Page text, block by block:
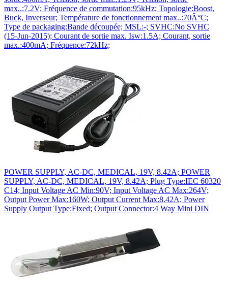
max..:7.2V; Fréquence de commutation:95kHz; Topologie:Boost,
Buck, Inverseur; Température de fonctionnement max..:70Â°C;
Type de packaging:Bande découpée; MSL:-; SVHC:No SVHC
(15-Jun-2015); Courant de sortie max. Isw:1.5A; Courant, sortie
max.:400mA; Fréquence:72kHz;
POWER SUPPLY, AC-DC, MEDICAL, 19V, 8.42A; POWER
SUPPLY, AC-DC, MEDICAL, 19V, 8.42A; Plug Type:IEC 60320
C14; Input Voltage AC Min:90V; Input Voltage AC Max:264V;
Output Power Max:160W; Output Current Max:8.42A; Power
Supply Output Type:Fixed; Output Connector:4 Way Mini DIN